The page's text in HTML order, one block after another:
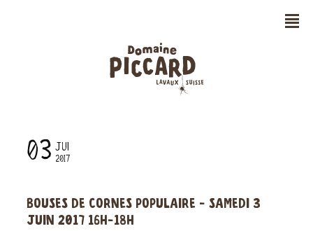
n
03 JUI
2017
BOUSES DE CORNES POPULAIRE - SAMEDI 3
JUIN 2017 16H-18H